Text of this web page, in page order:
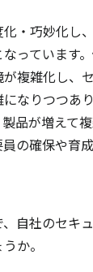
・巧妙化し
っています
複雑化し、
なりつつあ
品が増えて
の確保や育
自社のセキ
か。